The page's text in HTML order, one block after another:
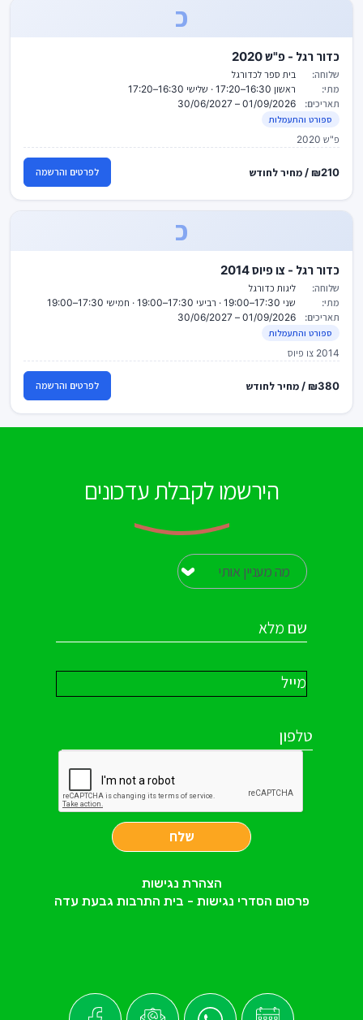
כ
כדור רגל - פ"ש 2020
שלוחה:
בית ספר לכדורגל
מתי:
ראשון 16:30–17:20 · שלישי 16:30–17:20
תאריכים:
01/09/2026 – 30/06/2027
ספורט והתעמלות
פ"ש 2020
₪210 / מחיר לחודש לפרטים והרשמה
כ
כדור רגל - צו פיוס 2014
שלוחה:
ליגות כדורגל
מתי:
שני 17:30–19:00 · רביעי 17:30–19:00 · חמישי 17:30–19:00
תאריכים:
01/09/2026 – 30/06/2027
ספורט והתעמלות
2014 צו פיוס
₪380 / מחיר לחודש לפרטים והרשמה
הירשמו לקבלת עדכונים
שלח
הצהרת נגישות
פרסום הסדרי נגישות - בית התרבות גבעת עדה